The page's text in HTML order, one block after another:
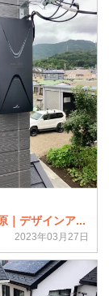
｜デザインア...
2023年03月27日